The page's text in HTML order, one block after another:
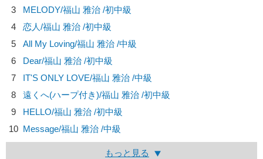
3
MELODY/福山 雅治 /初中級
4
恋人/福山 雅治 /初中級
5
All My Loving/福山 雅治 /中級
6
Dear/福山 雅治 /初中級
7
IT'S ONLY LOVE/福山 雅治 /中級
8
遠くへ(ハープ付き)/福山 雅治 /初中級
9
HELLO/福山 雅治 /初中級
10 Message/福山 雅治 /中級
もっと見る